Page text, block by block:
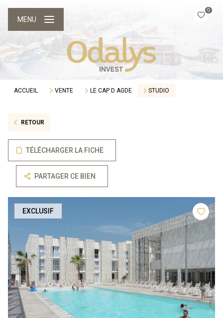
0
MENU
ACCUEIL VENTE LE CAP D AGDE STUDIO
RETOUR
TÉLÉCHARGER LA FICHE
PARTAGER CE BIEN
EXCLUSIF